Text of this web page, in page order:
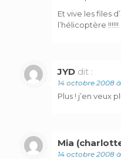
Et vive les files
l’hélicoptère !!!!!!
JYD dit :
14 octobre 2008 à
Plus ! j’en veux
Mia
14 octobre 2008